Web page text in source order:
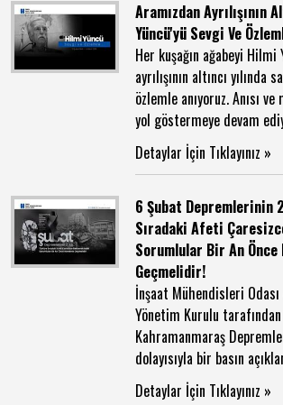
Aramızdan Ayrılışının
Yüncü'yü Sevgi Ve
Her kuşağın ağabeyi Hilmi
ayrılışının altıncı yılında
özlemle anıyoruz. Anısı
yol göstermeye devam
Detaylar İçin Tıklayınız »
6 Şubat Depremlerinin
Sıradaki Afeti
Sorumlular Bir An
Geçmelidir!
İnşaat Mühendisleri
Yönetim Kurulu
Kahramanmaraş
dolayısıyla bir basın
Detaylar İçin Tıklayınız »